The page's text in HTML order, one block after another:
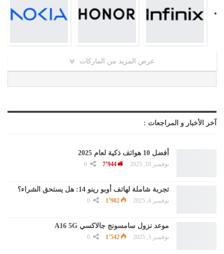
عرض المزيد من الماركات
آخر الأخبار و المراجعات :
أفضل 10 هواتف ذكية لعام 2025
نوفمبر 10, 2025 7٬944
تجربة شاملة لهاتف أوبو رينو 14: هل يستحق الشراء؟
نوفمبر 4, 2025 1٬902
موعد نزول سامسونج جالاكسي A16 5G
نوفمبر 3, 2025 1٬542